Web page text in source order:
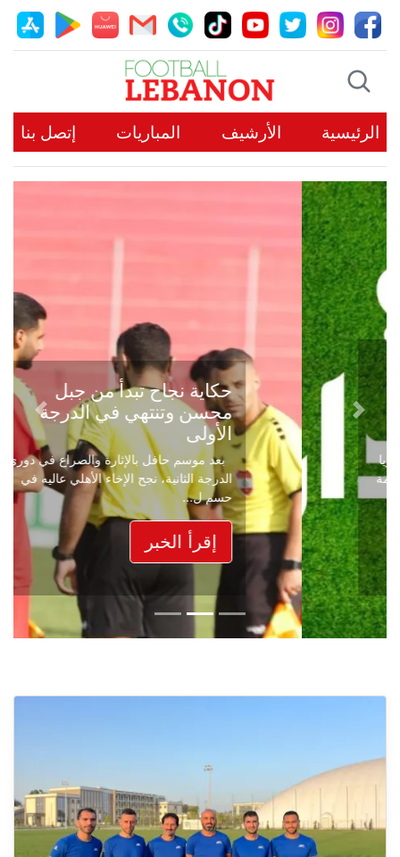
الرئيسية الأرشيف المباريات إتصل بنا
حكاية نجاح تبدأ من جبل
محسن وتنتهي في الدرجة
الأولى
بعد موسم حافل بالإثارة والصراع في دوري
الدرجة الثانية، نجح الإخاء الأهلي عاليه في
حسم ل...
إقرأ الخبر
Previous
Next